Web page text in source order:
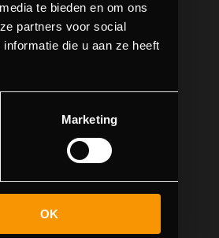
te bieden en om ons
partners voor social
die u aan ze heeft
Marketing
OK